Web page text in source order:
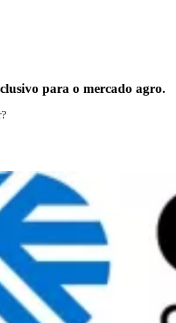
para o mercado agro.